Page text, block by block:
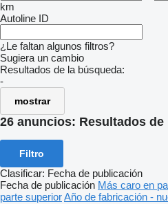
km
Autoline ID
¿Le faltan algunos filtros?
Sugiera un cambio
Resultados de la búsqueda:
-
mostrar
26 anuncios: Resultados
Filtro
Clasificar: Fecha de publicación
Fecha de publicación Más caro en
parte superiorAño de fabricación -